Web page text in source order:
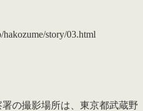
story/03.html
の撮影場所は、東京都武蔵野